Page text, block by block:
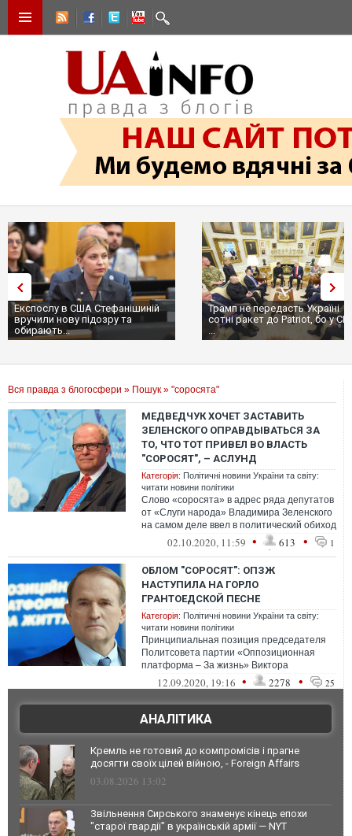
Експослу в США Стефанішиній
вручили нову підозру та
обирають...
Трамп не передасть Україні
сотні ракет до Patriot, бо у
...
Вся правда з блогосфери » Пошук » "соросята"
МЕДВЕДЧУК ХОЧЕТ ЗАСТАВИТЬ
ЗЕЛЕНСКОГО ОПРАВДЫВАТЬСЯ ЗА
ТО, ЧТО ТОТ ПРИВЕЛ ВО ВЛАСТЬ
"СОРОСЯТ", – АСЛУНД
Категорія: Політичні новини України та світу:
читати новини політики
Слово «соросята» в адрес ряда депутатов
от «Слуги народа» Владимира Зеленского
на самом деле ввел в политический обиход
оппозиционный политик, глава П...
02.10.2020, 11:59 • 613 • 1
ОБЛОМ "СОРОСЯТ": ОПЗЖ
НАСТУПИЛА НА ГОРЛО
ГРАНТОЕДСКОЙ ПЕСНЕ
Категорія: Політичні новини України та світу:
читати новини політики
Принципиальная позиция председателя
Политсовета партии «Оппозиционная
платформа – За жизнь» Виктора
Медведчука и других депутатов этой
политической си...
12.09.2020, 19:16 • 2278 • 25
АНАЛІТИКА
Кремль не готовий до компромісів і прагне
досягти своїх цілей війною, - Foreign Affairs
03.08.2026 13:02
Звільнення Сирського знаменує кінець епохи
"старої гвардії" в українській армії — NYT